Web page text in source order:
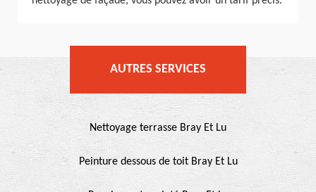
AUTRES SERVICES
Nettoyage terrasse Bray Et Lu
Peinture dessous de toit Bray Et Lu